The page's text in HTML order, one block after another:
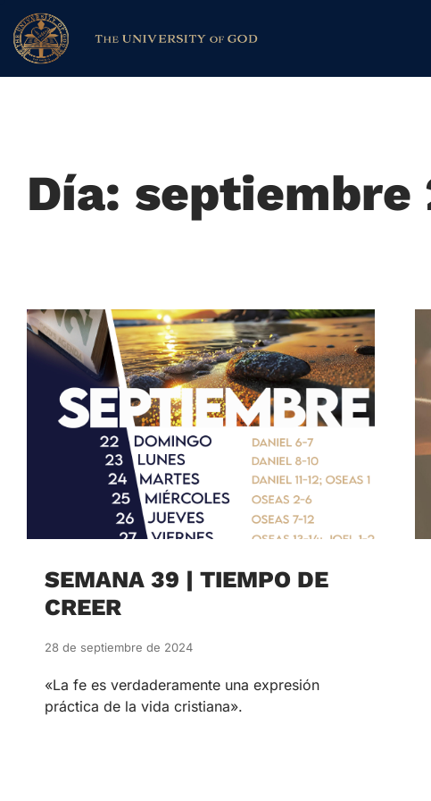
Día: septiembre
SEMANA 39 | TIEMPO DE
CREER
28 de septiembre de 2024
«La fe es verdaderamente una expresión
práctica de la vida cristiana».